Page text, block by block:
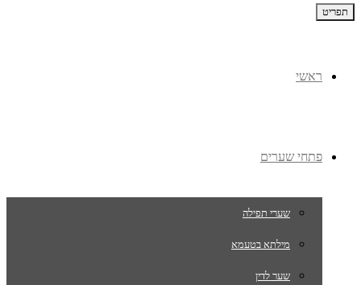
תפריט
ראשי
פתחי שערים
שערי תפילה
מילתא בטעמא
שער לדין